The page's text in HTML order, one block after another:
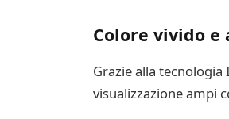
Colore vivido e
Grazie alla
visualizzazione ampi